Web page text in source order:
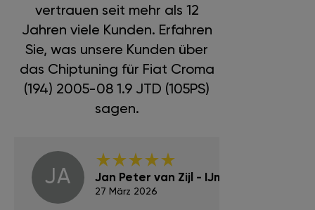
vertrauen seit mehr als 12
Jahren viele Kunden. Erfahren
Sie, was unsere Kunden über
das Chiptuning für Fiat Croma
(194) 2005-08 1.9 JTD (105PS)
sagen.
JA Jan Peter van Zijl - IJmuiden
27 März 2026